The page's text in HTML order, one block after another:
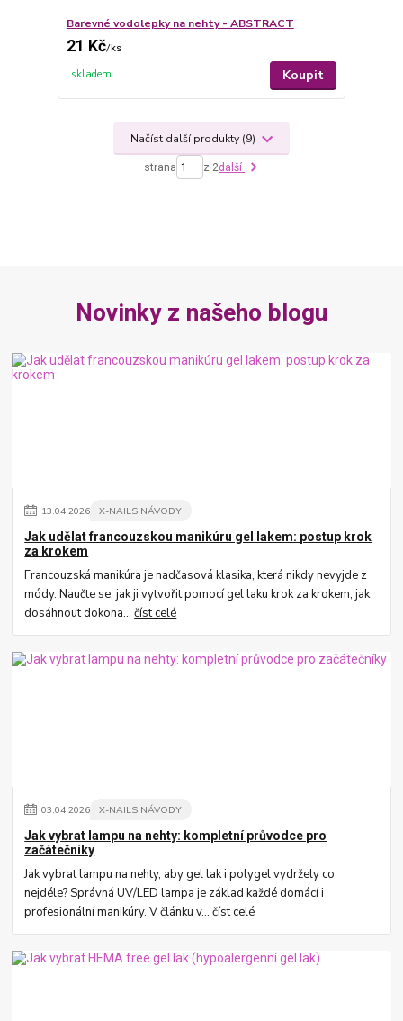
Barevné vodolepky na nehty - ABSTRACT
21 Kč/ks
skladem Koupit
Načíst další produkty (9)
strana z 2další
Novinky z našeho blogu
13.04.2026 X-NAILS NÁVODY
Jak udělat francouzskou manikúru gel lakem: postup krok
za krokem
Francouzská manikúra je nadčasová klasika, která nikdy nevyjde z
módy. Naučte se, jak ji vytvořit pomocí gel laku krok za krokem, jak
dosáhnout dokona...číst celé
03.04.2026 X-NAILS NÁVODY
Jak vybrat lampu na nehty: kompletní průvodce pro
začátečníky
Jak vybrat lampu na nehty, aby gel lak i polygel vydržely co
nejdéle? Správná UV/LED lampa je základ každé domácí i
profesionální manikúry. V článku v...číst celé